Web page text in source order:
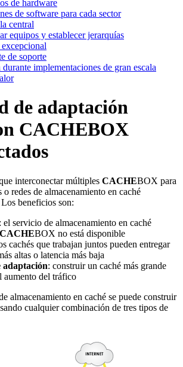
de hardware
de software para cada sector
central
equipos y establecer jerarquías
de soporte
implementaciones de gran escala
de adaptación
CACHEBOX
interconectar múltiples CACHEBOX para
redes de almacenamiento en caché
beneficios son:
: el servicio de almacenamiento en caché
CACHEBOX no está disponible
cachés que trabajan juntos pueden entregar
altas o latencia más baja
adaptación: construir un caché más grande
aumento del tráfico
almacenamiento en caché se puede construir
cualquier combinación de tres tipos de